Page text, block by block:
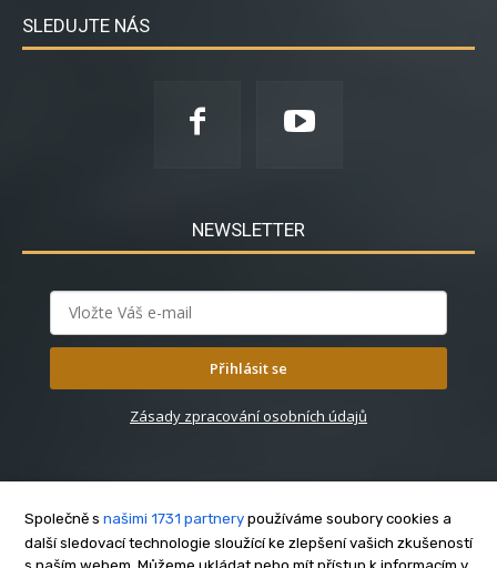
SLEDUJTE NÁS
NEWSLETTER
Přihlásit se
Zásady zpracování osobních údajů
Společně s našimi 1731 partnery používáme soubory cookies a
další sledovací technologie sloužící ke zlepšení vašich zkušeností